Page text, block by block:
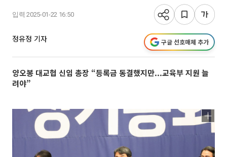
입력 2025-01-22 16:50
정유정 기자 구글 선호매체 추가
양오봉 대교협 신임 총장 “등록금 동결했지만...교육부 지원 늘
려야”